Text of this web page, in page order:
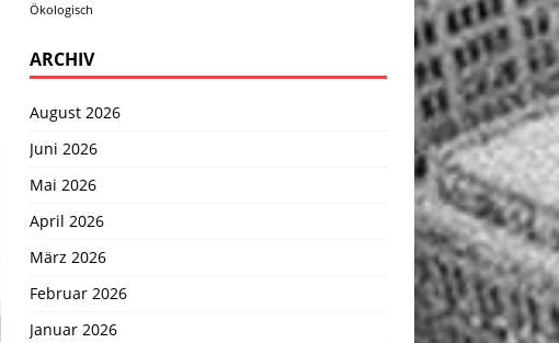
Ökologisch
ARCHIV
August 2026
Juni 2026
Mai 2026
April 2026
März 2026
Februar 2026
Januar 2026